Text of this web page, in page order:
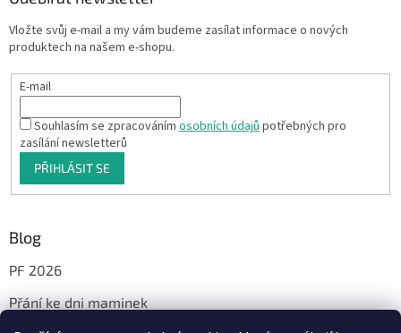
Vložte svůj e-mail a my vám budeme zasílat informace o nových
produktech na našem e-shopu.
E-mail
Souhlasím se zpracovánímosobních údajůpotřebných pro
zasílání newsletterů
PŘIHLÁSIT SE
Blog
PF 2026
Přání ke dni maminek